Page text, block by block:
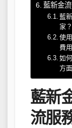
藍新金
藍
家？
使
費
如
方
藍新
流服